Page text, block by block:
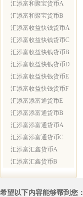
汇添富和聚宝货币A
汇添富和聚宝货币B
汇添富收益快钱货币A
汇添富收益快钱货币C
汇添富收益快钱货币B
汇添富收益快钱货币D
汇添富收益快钱货币E
汇添富收益快钱货币F
汇添富添富通货币E
汇添富添富通货币B
汇添富添富通货币A
汇添富添富通货币C
汇添富汇鑫货币A
汇添富汇鑫货币B
希望以下内容能够帮到您：